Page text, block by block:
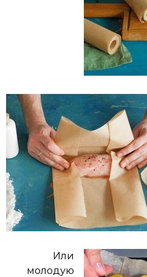
Или
молодую